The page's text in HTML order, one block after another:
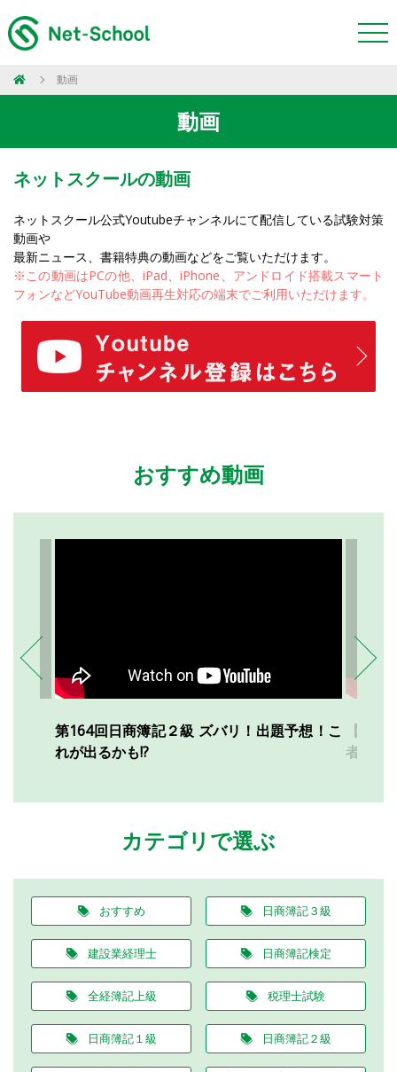
動画
動画
ネットスクールの動画
ネットスクール公式Youtubeチャンネルにて配信している試験対策
動画や
最新ニュース、書籍特典の動画などをご覧いただけます。
※この動画はPCの他、iPad、iPhone、アンドロイド搭載スマート
フォンなどYouTube動画再生対応の端末でご利用いただけます。
おすすめ動画
第164回日商簿記２級 ズバリ！出題予想！こ
れが出るかも!?
【合
者編～
カテゴリで選ぶ
おすすめ 日商簿記３級
建設業経理士 日商簿記検定
全経簿記上級 税理士試験
日商簿記１級 日商簿記２級